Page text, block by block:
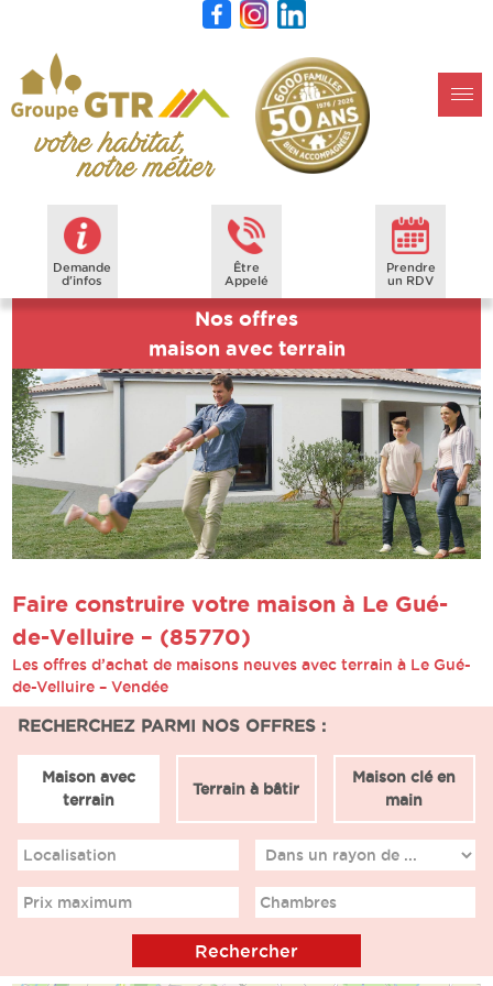
Demande
d'infos
Être
Appelé
Prendre
un RDV
Nos offres
maison avec terrain
Faire construire votre maison à Le Gué-
de-Velluire – (85770)
Les offres d’achat de maisons neuves avec terrain à Le Gué-
de-Velluire – Vendée
RECHERCHEZ PARMI NOS OFFRES :
Maison avec
terrain
Terrain à bâtir
Maison clé en
main
Localisation
Prix maximum Chambres